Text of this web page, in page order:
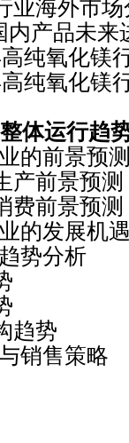
外市场
产品未来
氧化镁行
氧化镁行
体运行趋
的前景预
前景预测
前景预测
的发展机
势分析
势
销售策略